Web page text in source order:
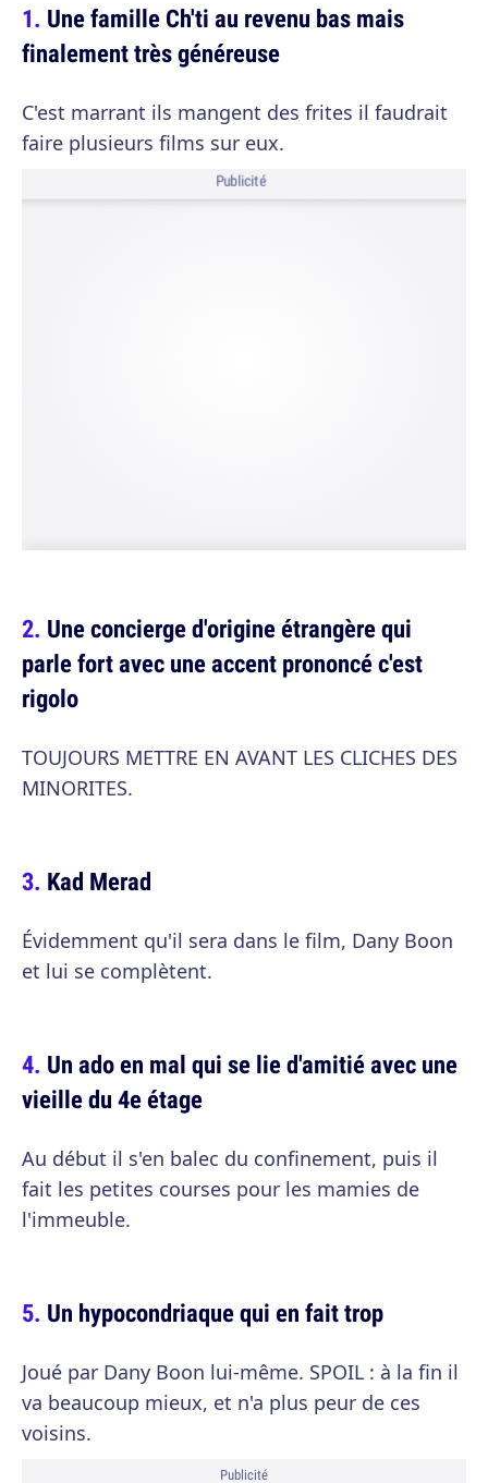
Une famille Ch'ti au revenu bas mais
finalement très généreuse
C'est marrant ils mangent des frites il faudrait
faire plusieurs films sur eux.
Publicité
Une concierge d'origine étrangère qui
parle fort avec une accent prononcé c'est
rigolo
TOUJOURS METTRE EN AVANT LES CLICHES DES
MINORITES.
Kad Merad
Évidemment qu'il sera dans le film, Dany Boon
et lui se complètent.
Un ado en mal qui se lie d'amitié avec une
vieille du 4e étage
Au début il s'en balec du confinement, puis il
fait les petites courses pour les mamies de
l'immeuble.
Un hypocondriaque qui en fait trop
Joué par Dany Boon lui-même. SPOIL : à la fin il
va beaucoup mieux, et n'a plus peur de ces
voisins.
Publicité